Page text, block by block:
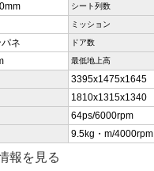
シート列数
ミッション
ネ ドア数
最低地上高
3395x1475x1645
1810x1315x1340
64ps/6000rpm
9.5kg・m/4000rpm
報を見る